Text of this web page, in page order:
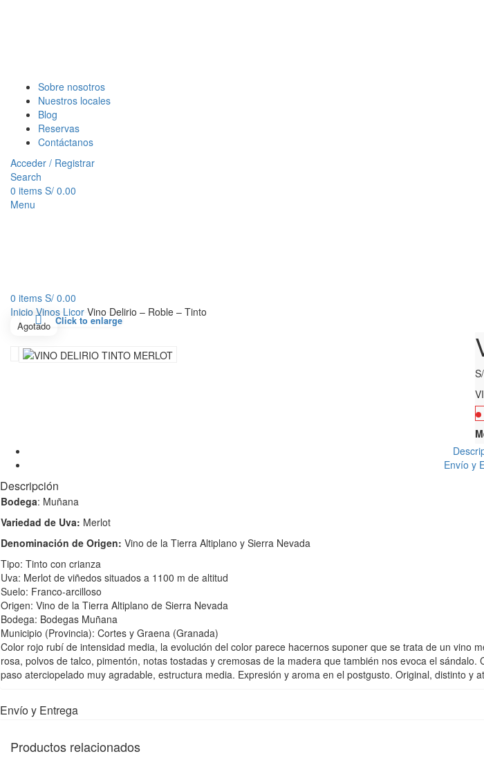
Sobre nosotros
Nuestros locales
Blog
Reservas
Contáctanos
Acceder / Registrar
Search
0 items S/ 0.00
Menu
0 items S/ 0.00
InicioVinos Licor Vino Delirio – Roble – Tinto
Agotado Click to enlarge
S/
Envío y
Descripción
Bodega: Muñana
Variedad de Uva: Merlot
Denominación de Origen: Vino de la Tierra Altiplano y Sierra Nevada
Tipo: Tinto con crianza
Uva: Merlot de viñedos situados a 1100 m de altitud
Suelo: Franco-arcilloso
Origen: Vino de la Tierra Altiplano de Sierra Nevada
Bodega: Bodegas Muñana
Municipio (Provincia): Cortes y Graena (Granada)
Color rojo rubí de intensidad media, la evolución del color parece hacernos suponer que se trata de un
rosa, polvos de talco, pimentón, notas tostadas y cremosas de la madera que también nos evoca el
paso aterciopelado muy agradable, estructura media. Expresión y aroma en el postgusto. Original, distinto y
Envío y Entrega
Productos relacionados